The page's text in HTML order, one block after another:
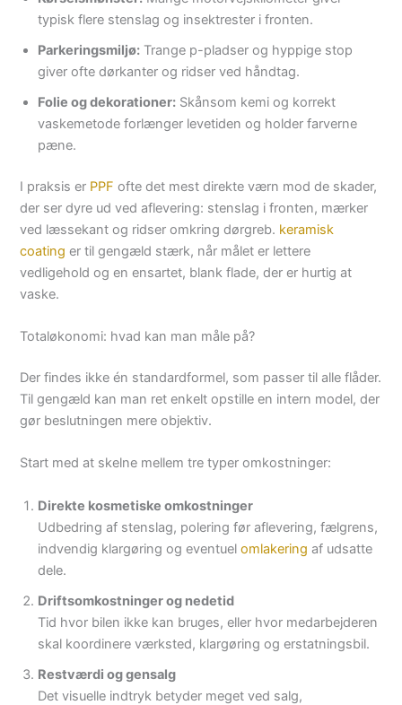
typisk flere stenslag og insektrester i fronten.
Parkeringsmiljø: Trange p-pladser og hyppige stop
giver ofte dørkanter og ridser ved håndtag.
Folie og dekorationer: Skånsom kemi og korrekt
vaskemetode forlænger levetiden og holder farverne
pæne.
I praksis er PPF ofte det mest direkte værn mod de skader,
der ser dyre ud ved aflevering: stenslag i fronten, mærker
ved læssekant og ridser omkring dørgreb. keramisk
coating er til gengæld stærk, når målet er lettere
vedligehold og en ensartet, blank flade, der er hurtig at
vaske.
Totaløkonomi: hvad kan man måle på?
Der findes ikke én standardformel, som passer til alle flåder.
Til gengæld kan man ret enkelt opstille en intern model, der
gør beslutningen mere objektiv.
Start med at skelne mellem tre typer omkostninger:
Direkte kosmetiske omkostninger
Udbedring af stenslag, polering før aflevering, fælgrens,
indvendig klargøring og eventuelomlakering af udsatte
dele.
Driftsomkostninger og nedetid
Tid hvor bilen ikke kan bruges, eller hvor medarbejderen
skal koordinere værksted, klargøring og erstatningsbil.
Restværdi og gensalg
Det visuelle indtryk betyder meget ved salg,